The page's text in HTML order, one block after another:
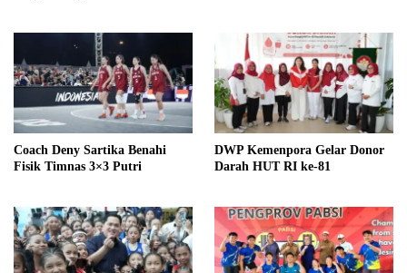
Coach Deny Sartika Benahi
Fisik Timnas 3×3 Putri
DWP Kemenpora Gelar Donor
Darah HUT RI ke-81